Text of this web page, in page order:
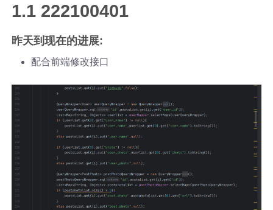
1.1 222100401
昨天到现在的进展:
配合前端修改接口